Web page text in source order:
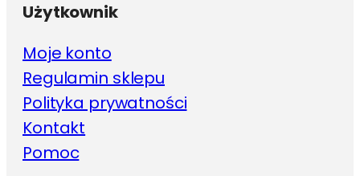
Użytkownik
Moje konto
Regulamin sklepu
Polityka prywatności
Kontakt
Pomoc